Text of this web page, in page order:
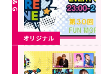
オリジナル